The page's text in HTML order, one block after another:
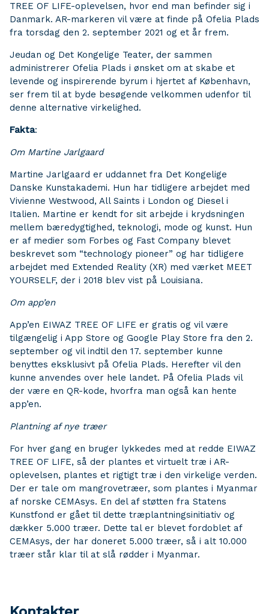
TREE OF LIFE-oplevelsen, hvor end man befinder sig i
Danmark. AR-markeren vil være at finde på Ofelia Plads
fra torsdag den 2. september 2021 og et år frem.
Jeudan og Det Kongelige Teater, der sammen
administrerer Ofelia Plads i ønsket om at skabe et
levende og inspirerende byrum i hjertet af København,
ser frem til at byde besøgende velkommen udenfor til
denne alternative virkelighed.
Fakta:
Om Martine Jarlgaard
Martine Jarlgaard er uddannet fra Det Kongelige
Danske Kunstakademi. Hun har tidligere arbejdet med
Vivienne Westwood, All Saints i London og Diesel i
Italien. Martine er kendt for sit arbejde i krydsningen
mellem bæredygtighed, teknologi, mode og kunst. Hun
er af medier som Forbes og Fast Company blevet
beskrevet som “technology pioneer” og har tidligere
arbejdet med Extended Reality (XR) med værket MEET
YOURSELF, der i 2018 blev vist på Louisiana.
Om app’en
App’en EIWAZ TREE OF LIFE er gratis og vil være
tilgængelig i App Store og Google Play Store fra den 2.
september og vil indtil den 17. september kunne
benyttes eksklusivt på Ofelia Plads. Herefter vil den
kunne anvendes over hele landet. På Ofelia Plads vil
der være en QR-kode, hvorfra man også kan hente
app’en.
Plantning af nye træer
For hver gang en bruger lykkedes med at redde EIWAZ
TREE OF LIFE, så der plantes et virtuelt træ i AR-
oplevelsen, plantes et rigtigt træ i den virkelige verden.
Der er tale om mangrovetræer, som plantes i Myanmar
af norske CEMAsys. En del af støtten fra Statens
Kunstfond er gået til dette træplantningsinitiativ og
dækker 5.000 træer. Dette tal er blevet fordoblet af
CEMAsys, der har doneret 5.000 træer, så i alt 10.000
træer står klar til at slå rødder i Myanmar.